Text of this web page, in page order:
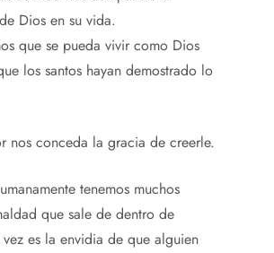
Dios en su vida.
que se pueda vivir como Dios
los santos hayan demostrado lo
nos conceda la gracia de creerle.
tenemos muchos
que sale de dentro de
es la envidia de que alguien